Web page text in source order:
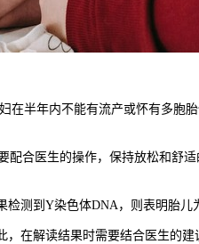
半年内不能有流产或怀有多胞
医生的操作，保持放松和舒
到Y染色体DNA，则表明胎儿
在解读结果时需要结合医生的建